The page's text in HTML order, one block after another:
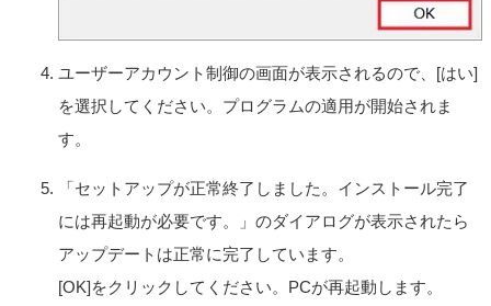
これに対する修正、追加等の改変をすることができませ
ん。本製品に同梱されているシステムリカバリーメディ
さまが作成したシステムリカバリーメディア（以下併せ
てリカバリーメディアとします）は、本製品に同梱され
ストールされていた許諾ソフトウェアが何らかの理由で
ェアを削除のうえ、許諾ソフトウェアを本製品に再イン
ストールするためにのみ使用することができるものとし
ます。
第3条 （オープンソース）
対象外ソフトウェアには、①ソースコードの形式でまた
ユーザーアカウント制御の画面が表示されるので、[はい]
を選択してください。プログラムの適用が開始されま
す。
「セットアップが正常終了しました。インストール完了
には再起動が必要です。」のダイアログが表示されたら
アップデートは正常に完了しています。
[OK]をクリックしてください。PCが再起動します。